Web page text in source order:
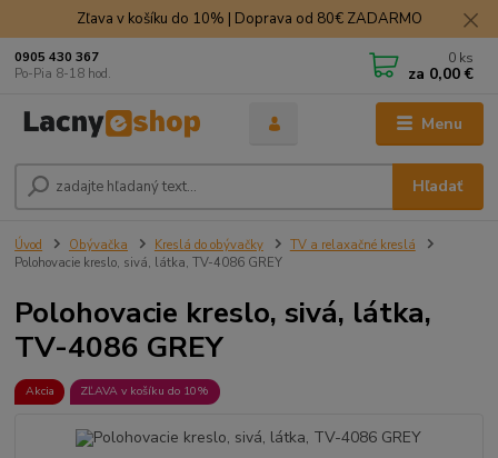
Zľava v košíku do 10% | Doprava od 80€ ZADARMO
Menu
Hľadať
0905 430 367
Po-Pia 8-18 hod.
0 ks
za 0,00 €
Úvod Obývačka Kreslá do obývačky
TV a relaxačné kreslá
Polohovacie kreslo, sivá, látka, TV-4086 GREY
Polohovacie kreslo, sivá, látka,
TV-4086 GREY
Akcia ZĽAVA v košíku do 10%